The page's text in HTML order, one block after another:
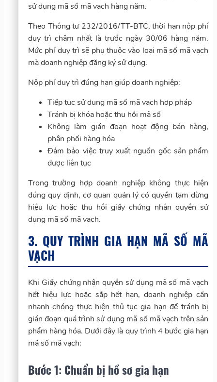
sử dụng mã số mã vạch hàng năm.
Theo Thông tư 232/2016/TT-BTC, thời hạn nộp phí
duy trì chậm nhất là trước ngày 30/06 hàng năm.
Mức phí duy trì sẽ phụ thuộc vào loại mã số mã vạch
mà doanh nghiệp đăng ký sử dụng.
Nộp phí duy trì đúng hạn giúp doanh nghiệp:
Tiếp tục sử dụng mã số mã vạch hợp pháp
Tránh bị khóa hoặc thu hồi mã số
Không làm gián đoạn hoạt động bán hàng,
phân phối hàng hóa
Đảm bảo việc truy xuất nguồn gốc sản phẩm
được liên tục
Trong trường hợp doanh nghiệp không thực hiện
đúng quy định, cơ quan quản lý có quyền tạm dừng
hiệu lực hoặc thu hồi giấy chứng nhận quyền sử
dụng mã số mã vạch.
3. QUY TRÌNH GIA HẠN MÃ SỐ MÃ
VẠCH
Khi Giấy chứng nhận quyền sử dụng mã số mã vạch
hết hiệu lực hoặc sắp hết hạn, doanh nghiệp cần
nhanh chóng thực hiện thủ tục gia hạn để tránh bị
gián đoạn quá trình sử dụng mã số mã vạch trên sản
phẩm hàng hóa. Dưới đây là quy trình 4 bước gia hạn
mã số mã vạch:
Bước 1: Chuẩn bị hồ sơ gia hạn